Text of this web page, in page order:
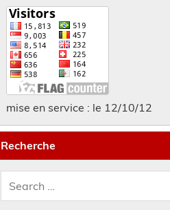
mise en service : le 12/10/12
Recherche